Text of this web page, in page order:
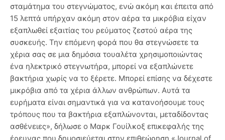
σταμάτημα του στεγνώματος, ενώ ακόμη και έπειτα από
15 λεπτά υπήρχαν ακόμη στον αέρα τα μικρόβια είχαν
εξαπλωθεί εξαιτίας του ρεύματος ζεστού αέρα της
συσκευής. Την επόμενη φορά που θα στεγνώσετε τα
χέρια σας σε μια δημόσια τουαλέτα χρησιμοποιώντας
ένα ηλεκτρικό στεγνωτήρα, μπορεί να εξαπλώνετε
βακτήρια χωρίς να το ξέρετε. Μπορεί επίσης να δέχεστε
μικρόβια από τα χέρια άλλων ανθρώπων. Αυτά τα
ευρήματα είναι σημαντικά για να κατανοήσουμε τους
τρόπους που τα βακτήρια εξαπλώνονται, μεταδίδοντας
ασθένειες», δήλωσε ο Μαρκ Γουίλκοξ επικεφαλής της